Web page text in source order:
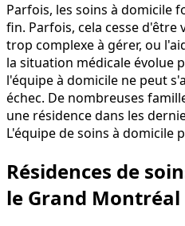
Parfois, les soins à domicile
fin. Parfois, cela cesse d'être
trop complexe à gérer, ou
la situation médicale évolue
l'équipe à domicile ne peut
échec. De nombreuses
une résidence dans les
L'équipe de soins à domicile
Résidences de
le Grand Montréal